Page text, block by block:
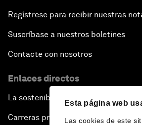
Esta página web
Las cookies de este
Regístrese para recibir nuestras
Suscríbase a nuestros boletines
Contacte con nosotros
Enlaces directos
La sostenibilidad en el Foro
Carreras profesionales